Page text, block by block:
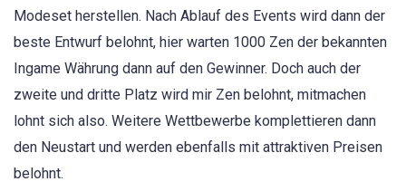
Modeset herstellen. Nach Ablauf des Events wird dann der
beste Entwurf belohnt, hier warten 1000 Zen der bekannten
Ingame Währung dann auf den Gewinner. Doch auch der
zweite und dritte Platz wird mir Zen belohnt, mitmachen
lohnt sich also. Weitere Wettbewerbe komplettieren dann
den Neustart und werden ebenfalls mit attraktiven Preisen
belohnt.